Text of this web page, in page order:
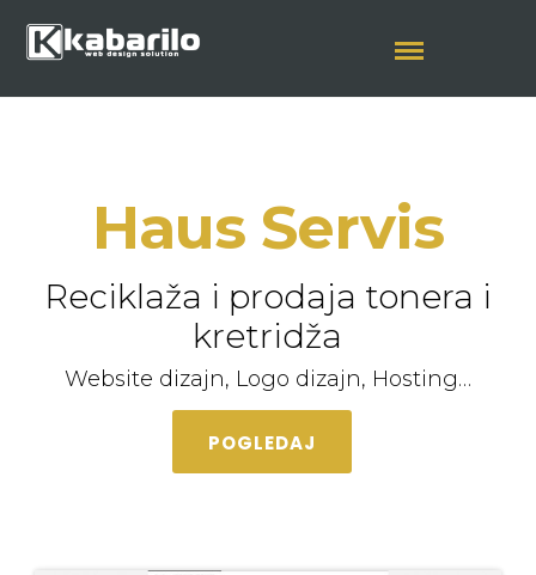
Haus Servis
Reciklaža i prodaja tonera i
kretridža
Website dizajn, Logo dizajn, Hosting…
POGLEDAJ